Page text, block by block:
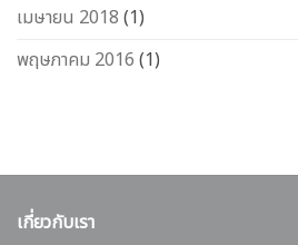
เมษายน 2018 (1)
พฤษภาคม 2016 (1)
เกี่ยวกับเรา